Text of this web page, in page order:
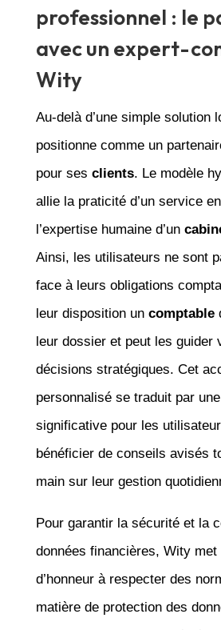
professionnel : le
avec un expert-
Wity
Au-delà d’une simple solution
positionne comme un
pour ses clients. Le modèle
allie la praticité d’un service
l’expertise humaine d’un
Ainsi, les utilisateurs ne sont
face à leurs obligations
leur disposition un comptable
leur dossier et peut les guider
décisions stratégiques. Cet
personnalisé se traduit par
significative pour les
bénéficier de conseils avisés
main sur leur gestion
Pour garantir la sécurité et la
données financières, Wity met
d’honneur à respecter des
matière de protection des